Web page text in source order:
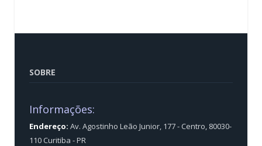
SOBRE
Informações:
Endereço: Av. Agostinho Leão Junior, 177 - Centro, 80030-
110 Curitiba - PR